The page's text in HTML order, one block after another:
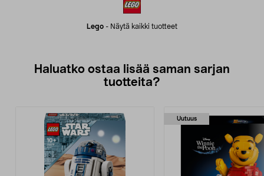
Lego - Näytä kaikki tuotteet
Haluatko ostaa lisää saman sarjan
tuotteita?
Uutuus